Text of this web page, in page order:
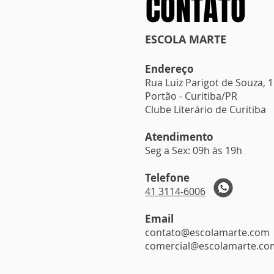
CONTATO
ESCOLA MARTE
Endereço
Rua Luiz Parigot de Souza,
Portão - Curitiba/PR
Clube Literário de Curitiba
Atendimento
Seg a Sex: 09h às 19h
Telefone
41 3114-6006
Email
contato@escolamarte.com